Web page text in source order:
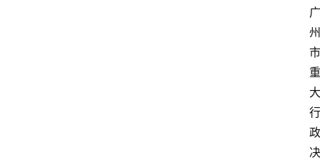
广
州
市
重
大
行
政
决